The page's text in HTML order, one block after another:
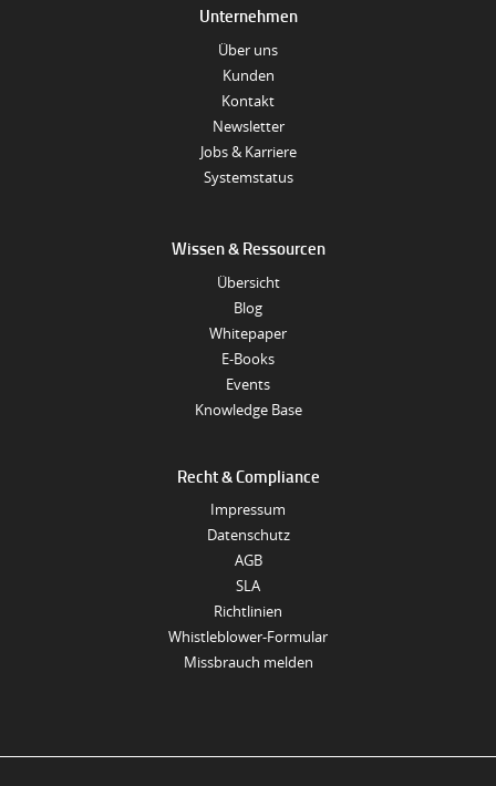
Unternehmen
Über uns
Kunden
Kontakt
Newsletter
Jobs & Karriere
Systemstatus
Wissen & Ressourcen
Übersicht
Blog
Whitepaper
E-Books
Events
Knowledge Base
Recht & Compliance
Impressum
Datenschutz
AGB
SLA
Richtlinien
Whistleblower-Formular
Missbrauch melden